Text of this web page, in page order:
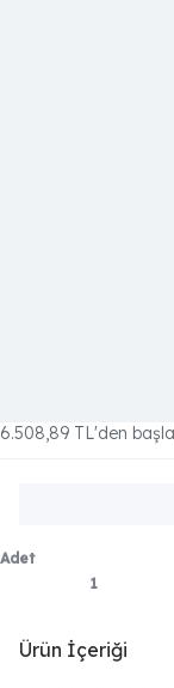
6.508,89 TL'den
Adet
Ürün İçeriği